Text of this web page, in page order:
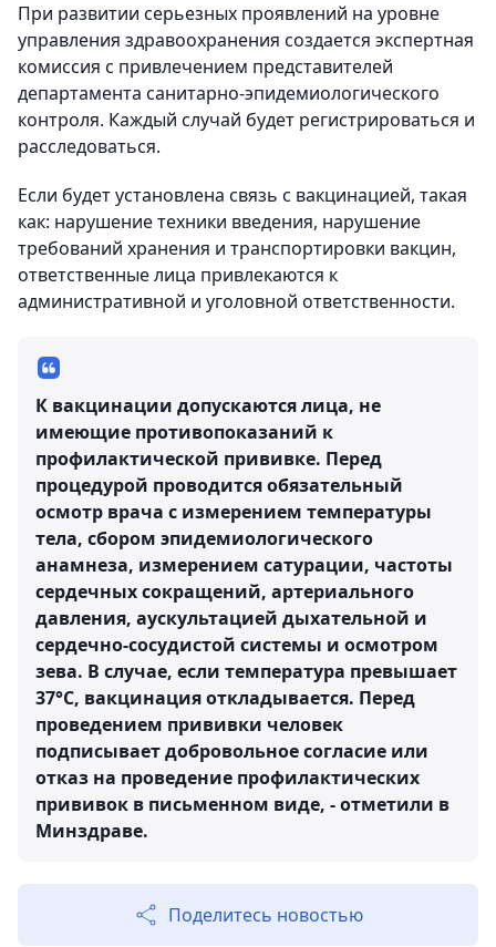
При развитии серьезных проявлений на уровне
управления здравоохранения создается экспертная
комиссия с привлечением представителей
департамента санитарно-эпидемиологического
контроля. Каждый случай будет регистрироваться и
расследоваться.
Если будет установлена связь с вакцинацией, такая
как: нарушение техники введения, нарушение
требований хранения и транспортировки вакцин,
ответственные лица привлекаются к
административной и уголовной ответственности.
К вакцинации допускаются лица, не
имеющие противопоказаний к
профилактической прививке. Перед
процедурой проводится обязательный
осмотр врача с измерением температуры
тела, сбором эпидемиологического
анамнеза, измерением сатурации, частоты
сердечных сокращений, артериального
давления, аускультацией дыхательной и
сердечно-сосудистой системы и осмотром
зева. В случае, если температура превышает
37°С, вакцинация откладывается. Перед
проведением прививки человек
подписывает добровольное согласие или
отказ на проведение профилактических
прививок в письменном виде, - отметили в
Минздраве.
Поделитесь новостью